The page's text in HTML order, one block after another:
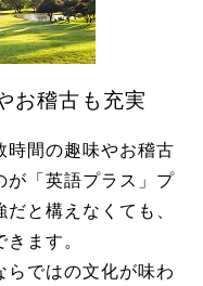
お稽古も充実
時間の趣味やお稽古
が「英語プラス」プ
と構えなくても、
ます。
らではの文化が味わ